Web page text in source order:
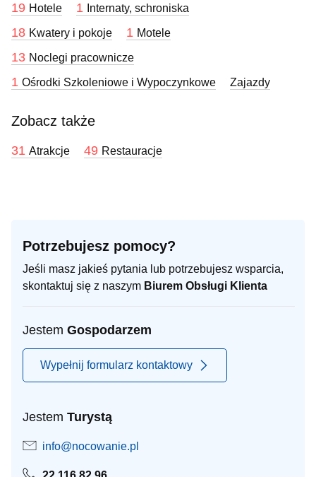
19 Hotele 1 Internaty, schroniska
18 Kwatery i pokoje 1 Motele
13 Noclegi pracownicze
1 Ośrodki Szkoleniowe i Wypoczynkowe Zajazdy
Zobacz także
31 Atrakcje 49 Restauracje
Potrzebujesz pomocy?
Jeśli masz jakieś pytania lub potrzebujesz wsparcia,
skontaktuj się z naszym Biurem Obsługi Klienta
Jestem Gospodarzem
Wypełnij formularz kontaktowy
Jestem Turystą
info@nocowanie.pl